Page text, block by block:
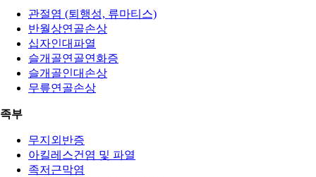
관절염 (퇴행성, 류마티스)
반월상연골손상
십자인대파열
슬개골연골연화증
슬개골인대손상
무릎연골손상
족부
무지외반증
아킬레스건염 및 파열
족저근막염